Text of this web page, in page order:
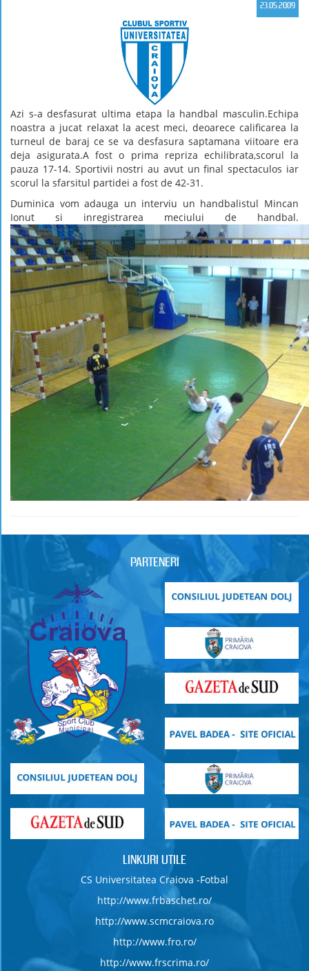
23.05.2009
Azi s-a desfasurat ultima etapa la handbal masculin.Echipa
noastra a jucat relaxat la acest meci, deoarece calificarea la
turneul de baraj ce se va desfasura saptamana viitoare era
deja asigurata.A fost o prima repriza echilibrata,scorul la
pauza 17-14. Sportivii nostri au avut un final spectaculos iar
scorul la sfarsitul partidei a fost de 42-31.
Duminica vom adauga un interviu un handbalistul Mincan
Ionut si inregistrarea meciului de handbal.
PARTENERI
LINKURI UTILE
CS Universitatea Craiova -Fotbal
http://www.frbaschet.ro/
http://www.scmcraiova.ro
http://www.fro.ro/
http://www.frscrima.ro/